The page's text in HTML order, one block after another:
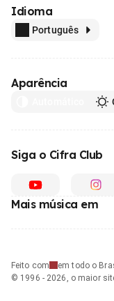
Idioma
Português
Aparência
Siga o Cifra Club
Mais música em
Feito com
em todo o
© 1996 - 2026, o maior